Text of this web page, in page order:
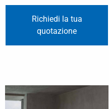
Richiedi la tua
quotazione